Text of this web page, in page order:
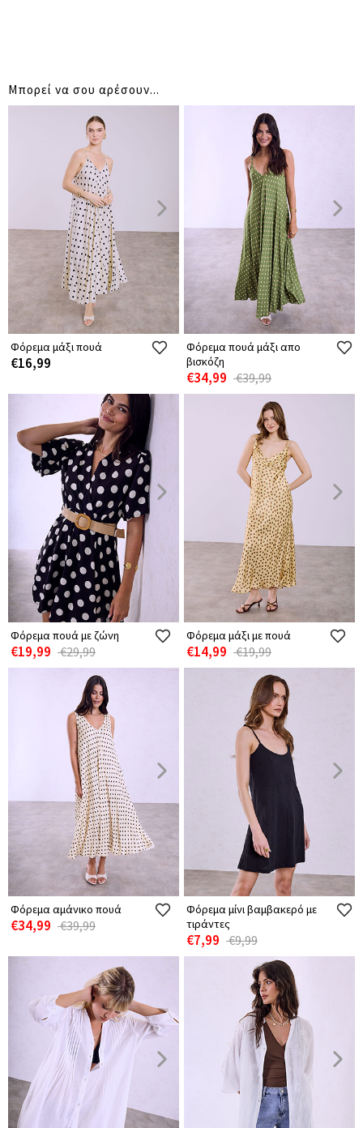
Μπορεί να σου αρέσουν...
Φόρεμα μάξι πουά
€16,99
Φόρεμα πουά μάξι απο
βισκόζη
€34,99 €39,99
Φόρεμα πουά με ζώνη
€19,99 €29,99
Φόρεμα μάξι με πουά
€14,99 €19,99
Φόρεμα αμάνικο πουά
€34,99 €39,99
Φόρεμα μίνι βαμβακερό με
τιράντες
€7,99 €9,99